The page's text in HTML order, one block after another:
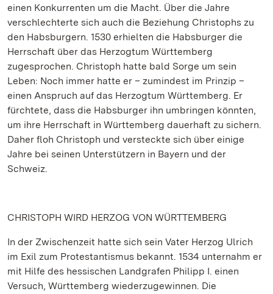
einen Konkurrenten um die Macht. Über die Jahre
verschlechterte sich auch die Beziehung Christophs zu
den Habsburgern. 1530 erhielten die Habsburger die
Herrschaft über das Herzogtum Württemberg
zugesprochen. Christoph hatte bald Sorge um sein
Leben: Noch immer hatte er – zumindest im Prinzip –
einen Anspruch auf das Herzogtum Württemberg. Er
fürchtete, dass die Habsburger ihn umbringen könnten,
um ihre Herrschaft in Württemberg dauerhaft zu sichern.
Daher floh Christoph und versteckte sich über einige
Jahre bei seinen Unterstützern in Bayern und der
Schweiz.
CHRISTOPH WIRD HERZOG VON WÜRTTEMBERG
In der Zwischenzeit hatte sich sein Vater Herzog Ulrich
im Exil zum Protestantismus bekannt. 1534 unternahm er
mit Hilfe des hessischen Landgrafen Philipp I. einen
Versuch, Württemberg wiederzugewinnen. Die